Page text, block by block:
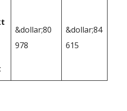
&dollar;80
978
&dollar;84
615